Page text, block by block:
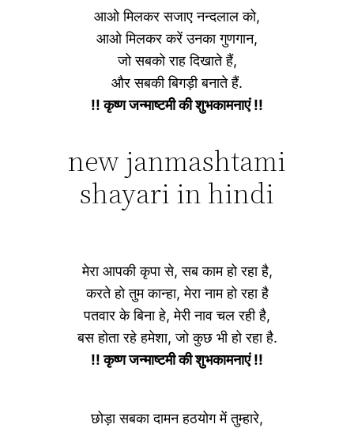
आओ मिलकर सजाए नन्दलाल को,
आओ मिलकर करें उनका गुणगान,
जो सबको राह दिखाते हैं,
और सबकी बिगड़ी बनाते हैं.
!! कृष्ण जन्माष्टमी की शुभकामनाएं !!
new janmashtami
shayari in hindi
मेरा आपकी कृपा से, सब काम हो रहा है,
करते हो तुम कान्हा, मेरा नाम हो रहा है
पतवार के बिना हे, मेरी नाव चल रही है,
बस होता रहे हमेशा, जो कुछ भी हो रहा है.
!! कृष्ण जन्माष्टमी की शुभकामनाएं !!
छोड़ा सबका दामन हठयोग में तुम्हारे,